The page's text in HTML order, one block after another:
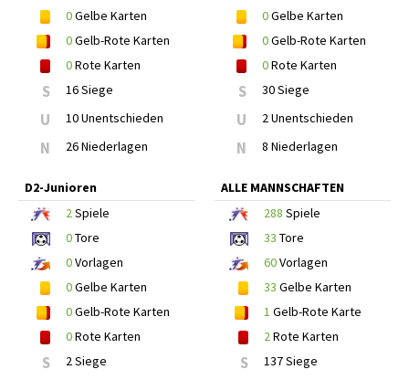
0Gelbe Karten
0Gelb-Rote Karten
0Rote Karten
S 16 Siege
U 10 Unentschieden
N 26 Niederlagen
0Gelbe Karten
0Gelb-Rote Karten
0Rote Karten
S 30 Siege
U 2 Unentschieden
N 8 Niederlagen
D2-Junioren
2Spiele
0Tore
0Vorlagen
0Gelbe Karten
0Gelb-Rote Karten
0Rote Karten
S 2 Siege
ALLE MANNSCHAFTEN
288 Spiele
33 Tore
60Vorlagen
33 Gelbe Karten
1 Gelb-Rote Karte
2Rote Karten
S 137 Siege